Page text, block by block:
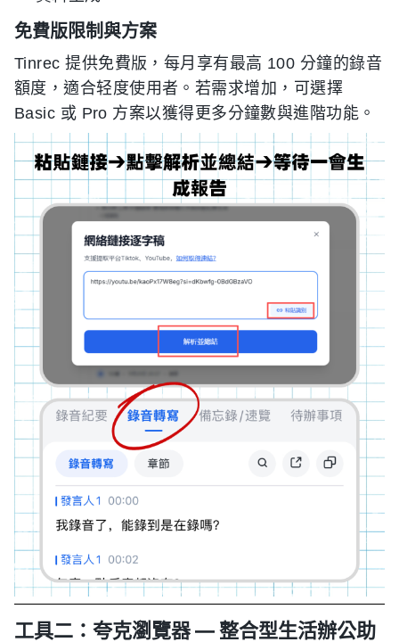
免費版限制與方案
Tinrec 提供免費版，每月享有最高 100 分鐘的錄音
額度，適合轻度使用者。若需求增加，可選擇
Basic 或 Pro 方案以獲得更多分鐘數與進階功能。
工具二：夸克瀏覽器 — 整合型生活辦公助